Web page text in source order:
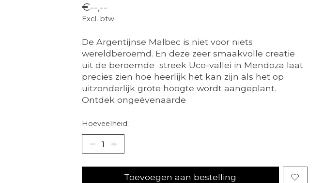
€--,--
Excl. btw
De Argentijnse Malbec is niet voor niets
wereldberoemd. En deze zeer smaakvolle creatie
uit de beroemde streek Uco-vallei in Mendoza laat
precies zien hoe heerlijk het kan zijn als het op
uitzonderlijk grote hoogte wordt aangeplant.
Ontdek ongeëvenaarde
Hoeveelheid:
Toevoegen aan bestelling